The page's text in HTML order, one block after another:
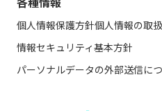
個人情報保護方針個人情報の取
情報セキュリティ基本方針
パーソナルデータの外部送信に